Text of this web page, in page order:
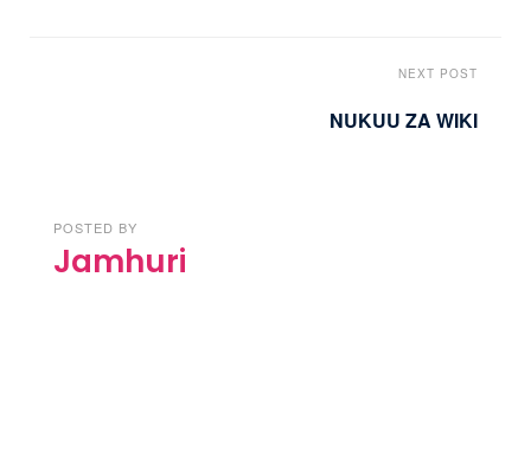
NEXT POST
NUKUU ZA WIKI
POSTED BY
Jamhuri